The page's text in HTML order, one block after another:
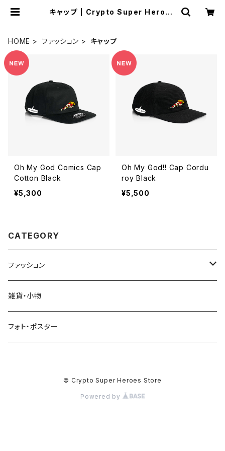
キャップ | Crypto Super Heroes
HOME ファッション キャップ
Oh My God Comics Cap
Cotton Black
¥5,300
Oh My God!! Cap Cordu
roy Black
¥5,500
CATEGORY
ファッション
Tシャツ
スウェットシャツ
雑貨・小物
フォト・ポスター
© Crypto Super Heroes Store
Powered by